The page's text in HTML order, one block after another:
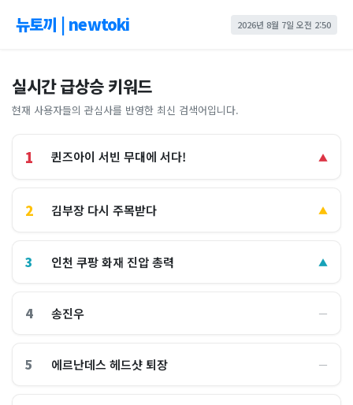
뉴토끼 | newtoki 2026년 8월 7일 오전 2:50
실시간 급상승 키워드
현재 사용자들의 관심사를 반영한 최신 검색어입니다.
1 퀸즈아이 서빈 무대에 서다! ▲
2 김부장 다시 주목받다 ▲
3 인천 쿠팡 화재 진압 총력 ▲
4 송진우 ―
5 에르난데스 헤드샷 퇴장 ―